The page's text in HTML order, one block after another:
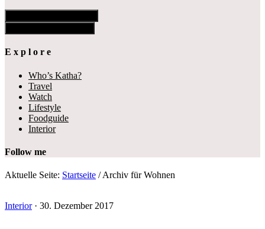
E x p l o r e
Who’s Katha?
Travel
Watch
Lifestyle
Foodguide
Interior
Follow me
Aktuelle Seite: Startseite /Archiv für Wohnen
Interior· 30. Dezember 2017